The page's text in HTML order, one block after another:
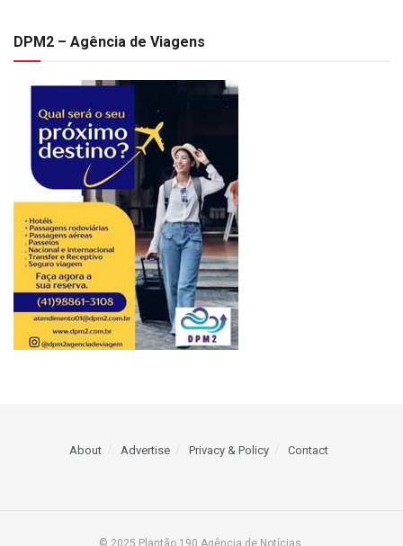
DPM2 – Agência de Viagens
About Advertise Privacy & Policy Contact